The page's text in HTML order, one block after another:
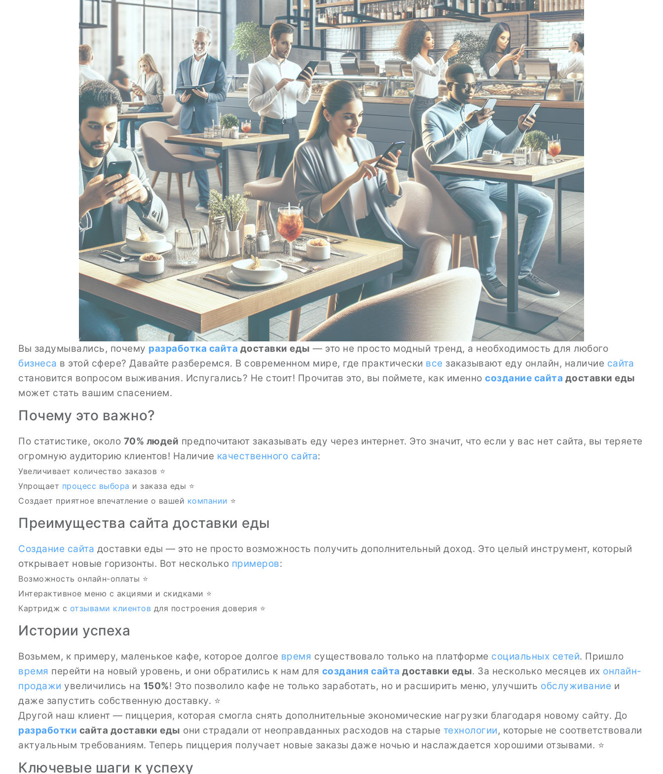
Вы задумывались, почему разработка сайта доставки еды — это не просто модный тренд, а необходимость для любого
бизнеса в этой сфере? Давайте разберемся. В современном мире, где практически все заказывают еду онлайн, наличие сайта
становится вопросом выживания. Испугались? Не стоит! Прочитав это, вы поймете, как именно создание сайта доставки еды
может стать вашим спасением.
Почему это важно?
По статистике, около 70% людей предпочитают заказывать еду через интернет. Это значит, что если у вас нет сайта, вы теряете
огромную аудиторию клиентов! Наличие качественного сайта:
Увеличивает количество заказов ⭐
Упрощает процесс выбора и заказа еды ⭐
Создает приятное впечатление о вашей компании ⭐
Преимущества сайта доставки еды
Создание сайта доставки еды — это не просто возможность получить дополнительный доход. Это целый инструмент, который
открывает новые горизонты. Вот несколько примеров:
Возможность онлайн-оплаты ⭐
Интерактивное меню с акциями и скидками ⭐
Картридж с отзывами клиентов для построения доверия ⭐
Истории успеха
Возьмем, к примеру, маленькое кафе, которое долгое время существовало только на платформе социальных сетей. Пришло
время перейти на новый уровень, и они обратились к нам для создания сайта доставки еды. За несколько месяцев их онлайн-
продажи увеличились на 150%! Это позволило кафе не только заработать, но и расширить меню, улучшить обслуживание и
даже запустить собственную доставку. ⭐
Другой наш клиент — пиццерия, которая смогла снять дополнительные экономические нагрузки благодаря новому сайту. До
разработки сайта доставки еды они страдали от неоправданных расходов на старые технологии, которые не соответствовали
актуальным требованиям. Теперь пиццерия получает новые заказы даже ночью и наслаждается хорошими отзывами. ⭐
Ключевые шаги к успеху